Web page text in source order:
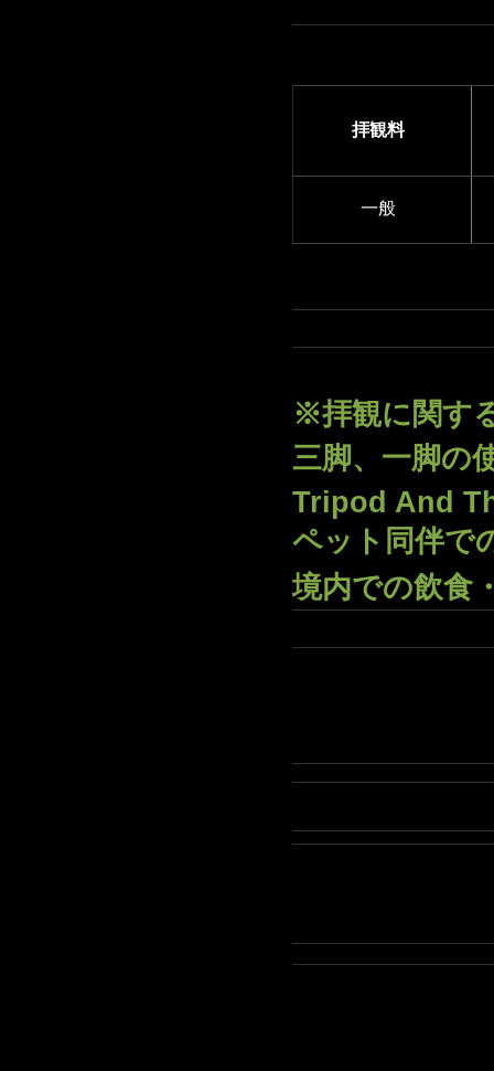
拝観料
一般
※拝観に関す
三脚、一脚の
Tripod And
ペット同伴で
境内での飲食